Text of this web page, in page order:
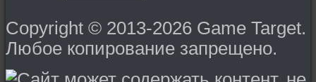
Copyright © 2013-2026 Game Target.
Любое копирование запрещено.